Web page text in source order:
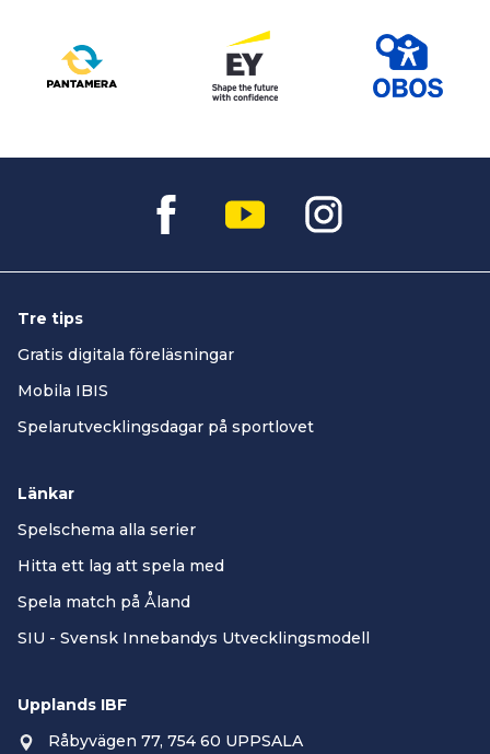
Tre tips
Gratis digitala föreläsningar
Mobila IBIS
Spelarutvecklingsdagar på sportlovet
Länkar
Spelschema alla serier
Hitta ett lag att spela med
Spela match på Åland
SIU - Svensk Innebandys Utvecklingsmodell
Upplands IBF
Råbyvägen 77, 754 60 UPPSALA